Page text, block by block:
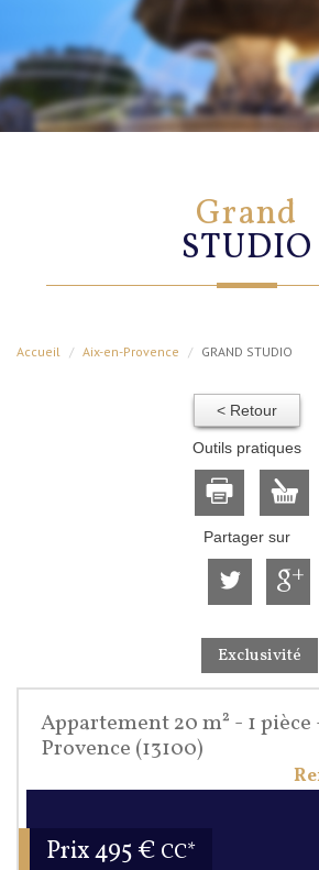
grand
STUDIO
Accueil Aix-en-Provence GRAND STUDIO
< Retour
Outils pratiques
Partager sur
Exclusivité
Appartement 20 m² - 1
Provence (13100)
Prix495 € CC*